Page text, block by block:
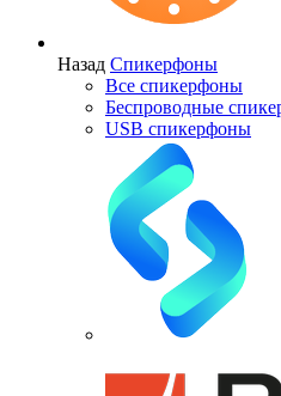
Назад Спикерфоны
Все спикерфоны
Беспроводные
USB спикерфоны